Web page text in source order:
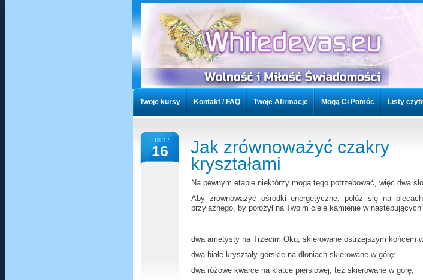
LIS 12
16
Jak zrównoważyć czakry
kryształami
Na pewnym etapie niektórzy mogą tego potrzebować, więc dwa
Aby zrównoważyć ośrodki energetyczne, połóż się na
przyjaznego, by położył na Twoim ciele kamienie w
dwa ametysty na Trzecim Oku, skierowane ostrzejszym końcem w
dwa białe kryształy górskie na dłoniach skierowane w górę;
dwa różowe kwarce na klatce piersiowej, też skierowane w górę;
Twoje kursy Kontakt / FAQ Twoje Afirmacje Mogą Ci Pomóc Listy
Listy czytelników Przekaż Darowiznę